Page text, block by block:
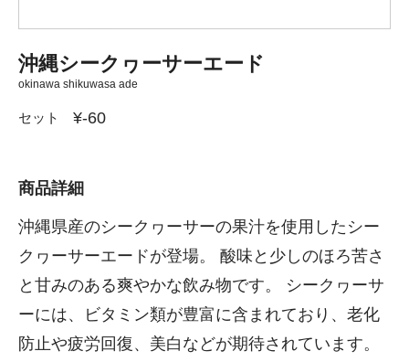
沖縄シークヮーサーエード
okinawa shikuwasa ade
セット ¥-60
商品詳細
沖縄県産のシークヮーサーの果汁を使用したシー
クヮーサーエードが登場。 酸味と少しのほろ苦さ
と甘みのある爽やかな飲み物です。 シークヮーサ
ーには、ビタミン類が豊富に含まれており、老化
防止や疲労回復、美白などが期待されています。